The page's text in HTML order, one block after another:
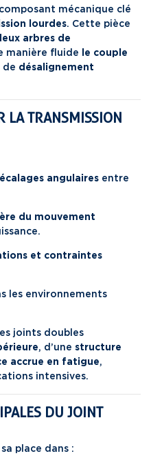
mécanique clé
lourdes. Cette pièce
arbres de
manière fluide le couple
de désalignement
LA TRANSMISSION
angulaires entre
du mouvement
et contraintes
les environnements
joints doubles
, d’une structure
accrue en fatigue,
intensives.
DU JOINT
place dans :